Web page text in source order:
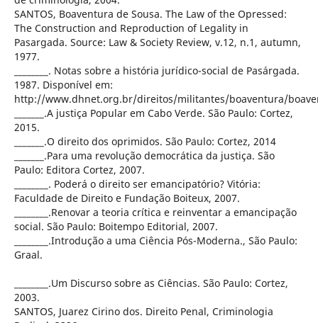
SANTOS, Boaventura de Sousa. The Law of the Opressed:
The Construction and Reproduction of Legality in
Pasargada. Source: Law & Society Review, v.12, n.1, autumn,
1977.
________. Notas sobre a história jurídico-social de Pasárgada.
1987. Disponível em:
http://www.dhnet.org.br/direitos/militantes/boaventura/
_______.A justiça Popular em Cabo Verde. São Paulo: Cortez,
2015.
_______.O direito dos oprimidos. São Paulo: Cortez, 2014
_______.Para uma revolução democrática da justiça. São
Paulo: Editora Cortez, 2007.
________. Poderá o direito ser emancipatório? Vitória:
Faculdade de Direito e Fundação Boiteux, 2007.
________.Renovar a teoria crítica e reinventar a emancipação
social. São Paulo: Boitempo Editorial, 2007.
________.Introdução a uma Ciência Pós-Moderna., São Paulo:
Graal.
________.Um Discurso sobre as Ciências. São Paulo: Cortez,
2003.
SANTOS, Juarez Cirino dos. Direito Penal, Criminologia